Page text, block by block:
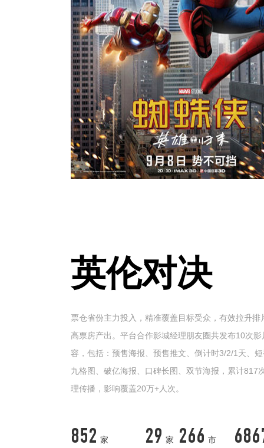
英伦对决
票仓省份主力投入，精准覆盖目标受众，有效拉升排
高票房产出。平台合作影城经理朋友圈共发布10次影
容，包括：预售海报、预售推文、倒计时3/2/1天、
九格图、破亿海报、口碑长图、双节海报，累计817
理传播，影响覆盖20万+人次。
852 家 29 家 266 市